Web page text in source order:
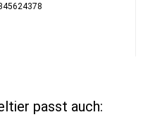
passt auch: